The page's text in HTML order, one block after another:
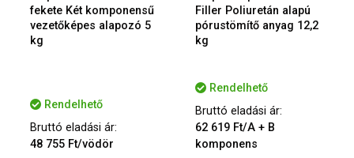
fekete Két komponensű
vezetőképes alapozó 5
kg
Rendelhető
Bruttó eladási ár:
48 755 Ft/vödör
Filler Poliuretán alapú
pórustömítő anyag 12,2
kg
Rendelhető
Bruttó eladási ár:
62 619 Ft/A + B
komponens